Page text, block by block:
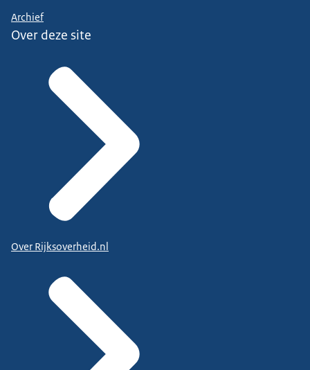
Archief
Over deze site
Over Rijksoverheid.nl